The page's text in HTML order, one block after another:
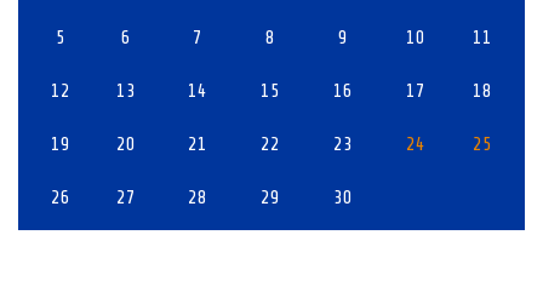
5 6 7 8 9 10 11
12 13 14 15 16 17 18
19 20 21 22 23 24 25
26 27 28 29 30